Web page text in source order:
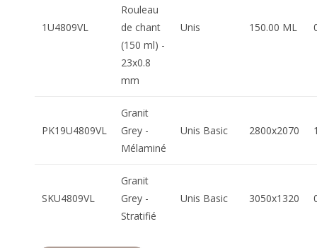
1U4809VL
Rouleau
de chant
(150 ml) -
23x0.8
mm
Unis 150.00 ML
PK19U4809VL
Granit
Grey -
Mélaminé
Unis Basic 2800x2070
SKU4809VL
Granit
Grey -
Stratifié
Unis Basic 3050x1320